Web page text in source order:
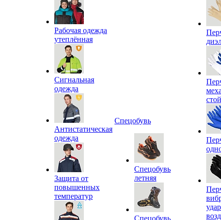
Рабочая одежда
утеплённая
Сигнальная
одежда
Антистатическая
одежда
Защита от
повышенных
температур
Спецобувь
Спецобувь
летняя
Спецобувь